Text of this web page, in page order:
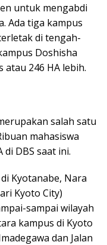
untuk mengabdi
Ada tiga kampus
di tengah-
Doshisha
atau 246 HA lebih.
salah satu
mahasiswa
DBS saat ini.
Kyotanabe, Nara
Kyoto City)
sampai wilayah
kampus di Kyoto
dan Jalan